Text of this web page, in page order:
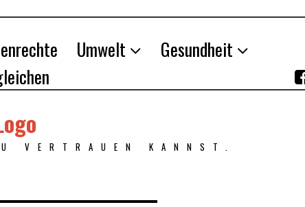
Umwelt
Gesundheit
VERTRAUEN KANNST.